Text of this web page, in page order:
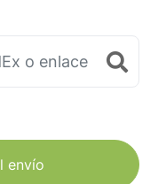
envío